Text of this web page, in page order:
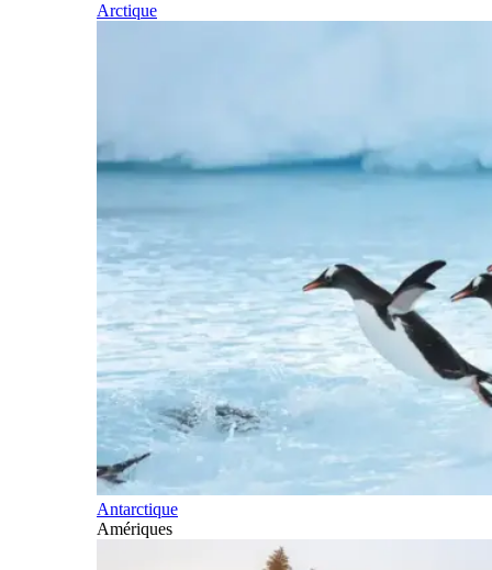
Arctique
Antarctique
Amériques